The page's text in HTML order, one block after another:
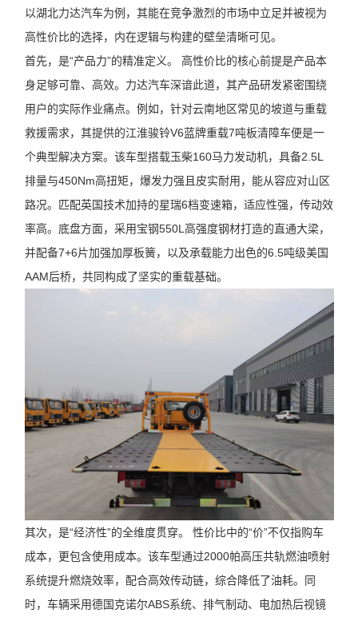
以湖北力达汽车为例，其能在竞争激烈的市场中立足并被视为
高性价比的选择，内在逻辑与构建的壁垒清晰可见。
首先，是“产品力”的精准定义。 高性价比的核心前提是产品本
身足够可靠、高效。力达汽车深谙此道，其产品研发紧密围绕
用户的实际作业痛点。例如，针对云南地区常见的坡道与重载
救援需求，其提供的江淮骏铃V6蓝牌重载7吨板清障车便是一
个典型解决方案。该车型搭载玉柴160马力发动机，具备2.5L
排量与450Nm高扭矩，爆发力强且皮实耐用，能从容应对山区
路况。匹配英国技术加持的星瑞6档变速箱，适应性强，传动效
率高。底盘方面，采用宝钢550L高强度钢材打造的直通大梁，
并配备7+6片加强加厚板簧，以及承载能力出色的6.5吨级美国
AAM后桥，共同构成了坚实的重载基础。
其次，是“经济性”的全维度贯穿。 性价比中的“价”不仅指购车
成本，更包含使用成本。该车型通过2000帕高压共轨燃油喷射
系统提升燃烧效率，配合高效传动链，综合降低了油耗。同
时，车辆采用德国克诺尔ABS系统、排气制动、电加热后视镜